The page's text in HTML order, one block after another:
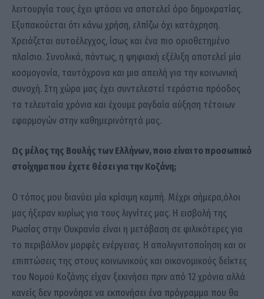
λειτουργία τους έχει φτάσει να αποτελεί όρο δημοκρατίας.
Εξυπακούεται ότι κάνω χρήση, ελπίζω όχι κατάχρηση.
Χρειάζεται αυτοέλεγχος, ίσως και ένα πιο οριοθετημένο
πλαίσιο. Συνολικά, πάντως, η ψηφιακή εξέλιξη αποτελεί μία
κοσμογονία, ταυτόχρονα και μια απειλή για την κοινωνική
συνοχή. Στη χώρα μας έχει συντελεστεί τεράστια πρόοδος
τα τελευταία χρόνια και έχουμε ραγδαία αύξηση τέτοιων
εφαρμογών στην καθημερινότητά μας.
Ως μέλος της Βουλής των Ελλήνων, ποιο είναι το προσωπικό
στοίχημα που έχετε θέσει για την Κοζάνη;
Ο τόπος μου διανύει μία κρίσιμη καμπή. Μέχρι σήμερα,όλοι
μας ήξεραν κυρίως για τους λιγνίτες μας. Η εισβολή της
Ρωσίας στην Ουκρανία είναι η μετάβαση σε φιλικότερες για
το περιβάλλον μορφές ενέργειας. Η απολιγνιτοποίηση και οι
επιπτώσεις της στους κοινωνικούς και οικονομικούς δείκτες
του Νομού Κοζάνης είχαν ξεκινήσει πριν από 12 χρόνια αλλά
κανείς δεν προνόησε να εκπονήσει ένα πρόγραμμα που θα